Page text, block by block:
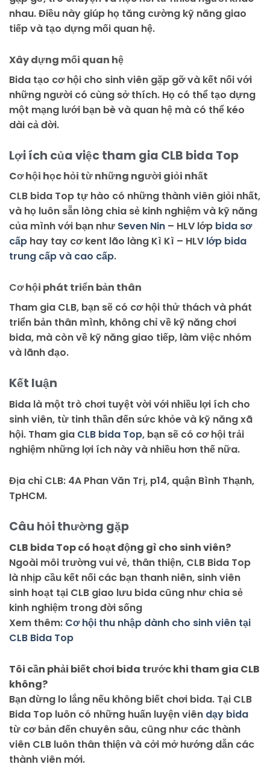
nhau. Điều này giúp họ tăng cường kỹ năng giao
tiếp và tạo dựng mối quan hệ.
Xây dựng mối quan hệ
Bida tạo cơ hội cho sinh viên gặp gỡ và kết nối với
những người có cùng sở thích. Họ có thể tạo dựng
một mạng lưới bạn bè và quan hệ mà có thể kéo
dài cả đời.
Lợi ích của việc tham gia CLB bida Top
Cơ hội học hỏi từ những người giỏi nhất
CLB bida Top tự hào có những thành viên giỏi nhất,
và họ luôn sẵn lòng chia sẻ kinh nghiệm và kỹ năng
của mình với bạn như Seven Nin – HLV lớp bida sơ
cấp hay tay cơ kent lão làng Kì Kì – HLV lớp bida
trung cấp và cao cấp.
Cơ hội phát triển bản thân
Tham gia CLB, bạn sẽ có cơ hội thử thách và phát
triển bản thân mình, không chỉ về kỹ năng chơi
bida, mà còn về kỹ năng giao tiếp, làm việc nhóm
và lãnh đạo.
Kết luận
Bida là một trò chơi tuyệt vời với nhiều lợi ích cho
sinh viên, từ tinh thần đến sức khỏe và kỹ năng xã
hội. Tham gia CLB bida Top, bạn sẽ có cơ hội trải
nghiệm những lợi ích này và nhiều hơn thế nữa.
Địa chỉ CLB: 4A Phan Văn Trị, p14, quận Bình Thạnh,
TpHCM.
Câu hỏi thường gặp
CLB bida Top có hoạt động gì cho sinh viên?
Ngoài môi trường vui vẻ, thân thiện, CLB Bida Top
là nhịp cầu kết nối các bạn thanh niên, sinh viên
sinh hoạt tại CLB giao lưu bida cũng như chia sẻ
kinh nghiệm trong đời sống
Xem thêm: Cơ hội thu nhập dành cho sinh viên tại
CLB Bida Top
Tôi cần phải biết chơi bida trước khi tham gia CLB
không?
Bạn đừng lo lắng nếu không biết chơi bida. Tại CLB
Bida Top luôn có những huấn luyện viên dạy bida
từ cơ bản đến chuyên sâu, cũng như các thành
viên CLB luôn thân thiện và cởi mở hướng dẫn các
thành viên mới.